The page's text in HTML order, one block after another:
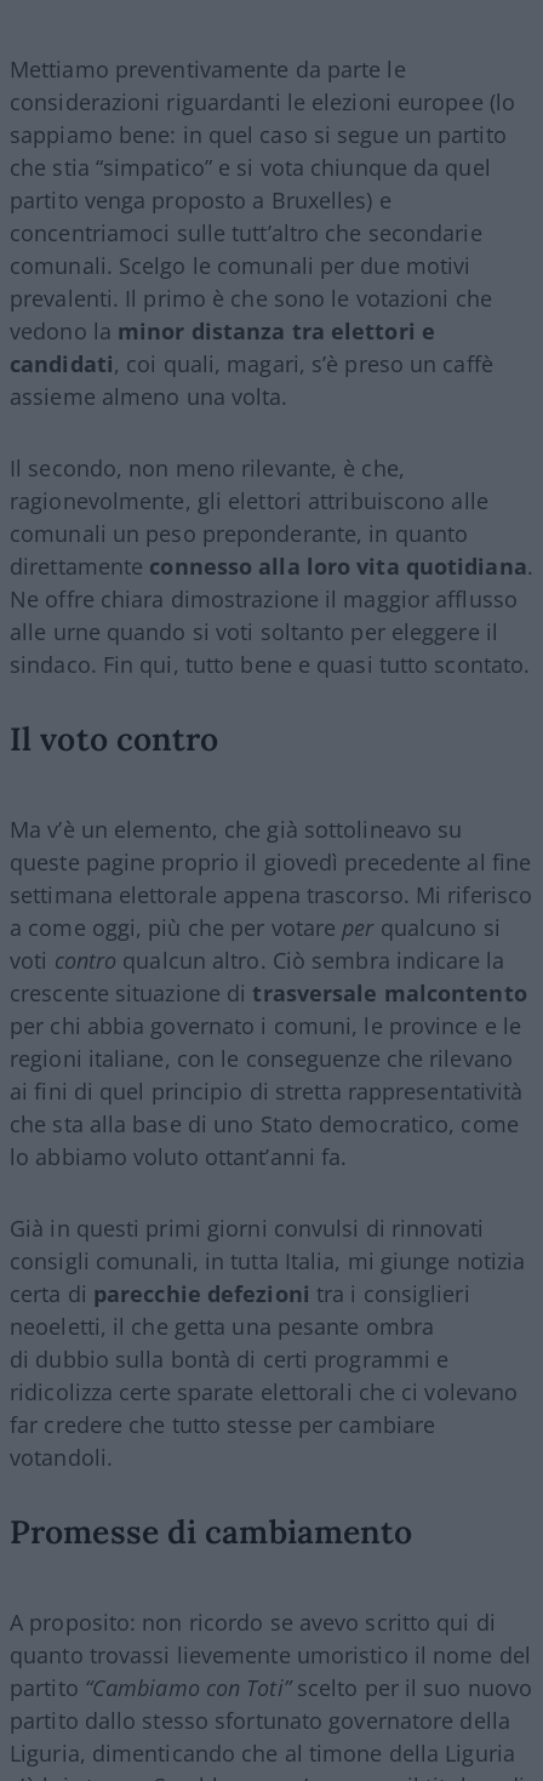
Mettiamo preventivamente da parte le
considerazioni riguardanti le elezioni europee (lo
sappiamo bene: in quel caso si segue un partito
che stia “simpatico” e si vota chiunque da quel
partito venga proposto a Bruxelles) e
concentriamoci sulle tutt’altro che secondarie
comunali. Scelgo le comunali per due motivi
prevalenti. Il primo è che sono le votazioni che
vedono la minor distanza tra elettori e
candidati, coi quali, magari, s’è preso un caffè
assieme almeno una volta.
Il secondo, non meno rilevante, è che,
ragionevolmente, gli elettori attribuiscono alle
comunali un peso preponderante, in quanto
direttamente connesso alla loro vita quotidiana.
Ne offre chiara dimostrazione il maggior afflusso
alle urne quando si voti soltanto per eleggere il
sindaco. Fin qui, tutto bene e quasi tutto scontato.
Il voto contro
Ma v’è un elemento, che già sottolineavo su
queste pagine proprio il giovedì precedente al fine
settimana elettorale appena trascorso. Mi riferisco
a come oggi, più che per votare perqualcuno si
voti contro qualcun altro. Ciò sembra indicare la
crescente situazione ditrasversale malcontento
per chi abbia governato i comuni, le province e le
regioni italiane, con le conseguenze che rilevano
ai fini di quel principio di stretta rappresentatività
che sta alla base di uno Stato democratico, come
lo abbiamo voluto ottant’anni fa.
Già in questi primi giorni convulsi di rinnovati
consigli comunali, in tutta Italia, mi giunge notizia
certa di parecchie defezioni tra i consiglieri
neoeletti, il che getta una pesante ombra
di dubbio sulla bontà di certi programmi e
ridicolizza certe sparate elettorali che ci volevano
far credere che tutto stesse per cambiare
votandoli.
Promesse di cambiamento
A proposito: non ricordo se avevo scritto qui di
quanto trovassi lievemente umoristico il nome del
partito “Cambiamo con Toti”scelto per il suo nuovo
partito dallo stesso sfortunato governatore della
Liguria, dimenticando che al timone della Liguria